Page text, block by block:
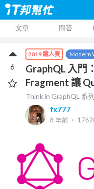
文章 問答
2019 鐵人賽 Modern
GraphQL 入門
Fragment 讓
Think in GraphQL 系
fx777
8 年前 ‧
6